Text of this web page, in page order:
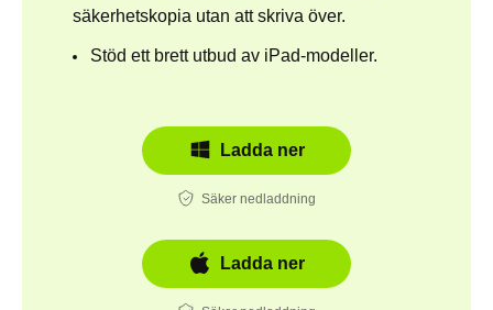
säkerhetskopia utan att skriva över.
Stöd ett brett utbud av iPad-modeller.
Ladda ner
Säker nedladdning
Ladda ner